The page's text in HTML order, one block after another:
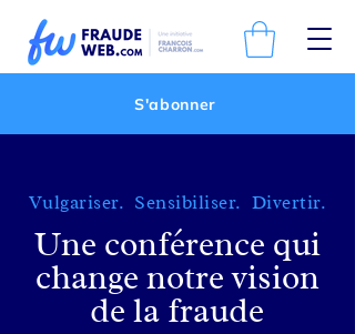
S'abonner
Vulgariser. Sensibiliser. Divertir.
Une conférence qui
change notre vision
de la fraude